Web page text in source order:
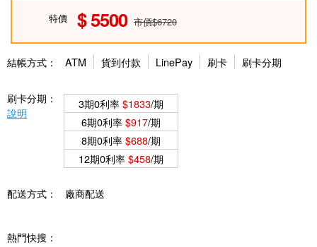
特價 5500 市價$6720
結帳方式： ATM 貨到付款 LinePay 刷卡 刷卡分期
刷卡分期：
說明
3期0利率$1833/期
6期0利率$917/期
8期0利率$688/期
12期0利率$458/期
配送方式： 廠商配送
熱門快搜：